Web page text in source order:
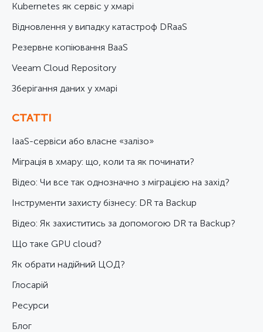
Kubernetes як сервіс у хмарі
Відновлення у випадку катастроф DRaaS
Резервне копіювання BaaS
Veeam Cloud Repository
Зберігання даних у хмарі
СТАТТІ
IaaS-сервіси або власне «залізо»
Міграція в хмару: що, коли та як починати?
Відео: Чи все так однозначно з міграцією на захід?
Інструменти захисту бізнесу: DR та Backup
Відео: Як захиститись за допомогою DR та Backup?
Що таке GPU cloud?
Як обрати надійний ЦОД?
Глосарій
Ресурси
Блог